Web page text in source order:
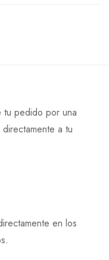
pedido por una
a tu
en los